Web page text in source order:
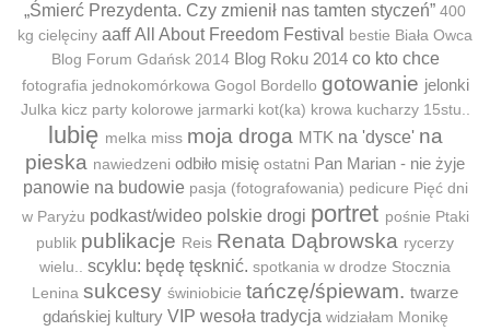
„Śmierć Prezydenta. Czy zmienił nas tamten styczeń” 400
kg cielęciny aaff All About Freedom Festival bestie Biała Owca
Blog Forum Gdańsk 2014 Blog Roku 2014 co kto chce
fotografia jednokomórkowa Gogol Bordello gotowanie jelonki
Julka kicz party kolorowe jarmarki kot(ka) krowa kucharzy 15stu..
lubię melka miss moja droga MTK na 'dysce' na
pieska nawiedzeni odbiło misię ostatni Pan Marian - nie żyje
panowie na budowie pasja (fotografowania) pedicure Pięć dni
w Paryżu podkast/wideo polskie drogi portret pośnie Ptaki
publik publikacje Reis Renata Dąbrowska rycerzy
wielu.. scyklu: będę tęsknić. spotkania w drodze Stocznia
Lenina sukcesy świniobicie tańczę/śpiewam. twarze
gdańskiej kultury VIP wesoła tradycja widziałam Monikę